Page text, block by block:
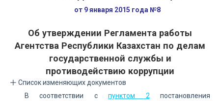
от 9 января 2015 года №8
Об утверждении Регламента работы
Агентства Республики Казахстан по делам
государственной службы и
противодействию коррупции
Список изменяющих документов
В соответствии спунктом 2 постановления